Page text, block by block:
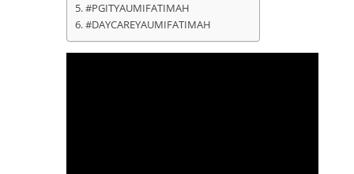
#PGITYAUMIFATIMAH
#DAYCAREYAUMIFATIMAH